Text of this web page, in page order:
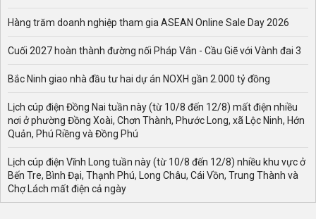
Hàng trăm doanh nghiệp tham gia ASEAN Online Sale Day 2026
Cuối 2027 hoàn thành đường nối Pháp Vân - Cầu Giẽ với Vành đai 3
Bắc Ninh giao nhà đầu tư hai dự án NOXH gần 2.000 tỷ đồng
Lịch cúp điện Đồng Nai tuần này (từ 10/8 đến 12/8) mất điện nhiều
nơi ở phường Đồng Xoài, Chơn Thành, Phước Long, xã Lộc Ninh, Hớn
Quản, Phú Riềng và Đồng Phú
Lịch cúp điện Vĩnh Long tuần này (từ 10/8 đến 12/8) nhiều khu vực ở
Bến Tre, Bình Đại, Thạnh Phú, Long Châu, Cái Vồn, Trung Thành và
Chợ Lách mất điện cả ngày